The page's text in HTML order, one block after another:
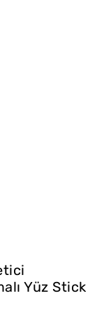
Yüz Stick